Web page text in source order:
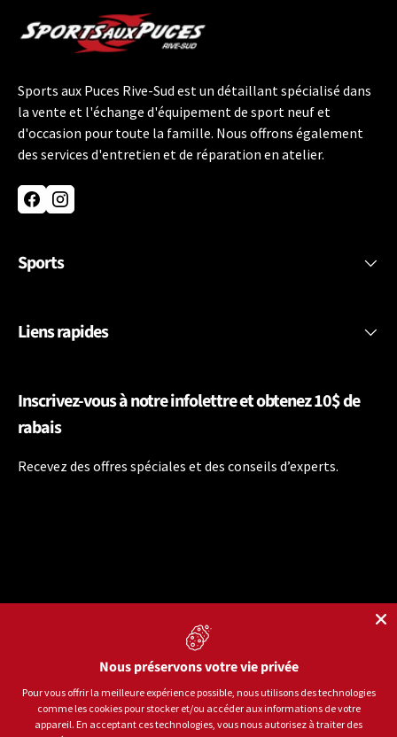
Sports aux Puces Rive-Sud est un détaillant spécialisé dans
la vente et l'échange d'équipement de sport neuf et
d'occasion pour toute la famille. Nous offrons également
des services d'entretien et de réparation en atelier.
FacebookInstagram
Sports
Liens rapides
Inscrivez-vous à notre infolettre et obtenez 10$ de
rabais
Recevez des offres spéciales et des conseils d’experts.
Moyens de paiement acceptés
Français
Nous préservons votre vie privée
Pour vous offrir la meilleure expérience possible, nous utilisons des technologies
comme les cookies pour stocker et/ou accéder aux informations de votre
appareil. En acceptant ces technologies, vous nous autorisez à traiter des